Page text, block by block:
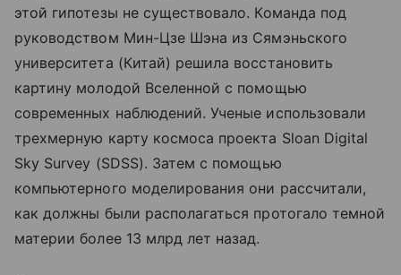
этой гипотезы не существовало. Команда под
руководством Мин-Цзе Шэна из Сямэньского
университета (Китай) решила восстановить
картину молодой Вселенной с помощью
современных наблюдений. Ученые использовали
трехмерную карту космоса проекта Sloan Digital
Sky Survey (SDSS). Затем с помощью
компьютерного моделирования они рассчитали,
как должны были располагаться протогало темной
материи более 13 млрд лет назад.